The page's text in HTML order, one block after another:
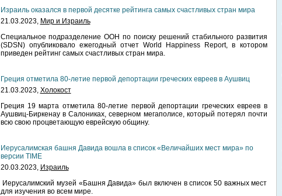
Израиль оказался в первой десятке рейтинга самых счастливых стран мира
21.03.2023, Мир и Израиль
Специальное подразделение ООН по поиску решений стабильного развития
(SDSN) опубликовало ежегодный отчет World Happiness Report, в котором
приведен рейтинг самых счастливых стран мира.
Греция отметила 80-летие первой депортации греческих евреев в Аушвиц
21.03.2023, Холокост
Греция 19 марта отметила 80-летие первой депортации греческих евреев в
Аушвиц-Биркенау в Салониках, северном мегаполисе, который потерял почти
всю свою процветающую еврейскую общину.
Иерусалимская башня Давида вошла в список «Величайших мест мира» по
версии TIME
20.03.2023, Израиль
Иерусалимский музей «Башня Давида» был включен в список 50 важных мест
для изучения во всем мире.